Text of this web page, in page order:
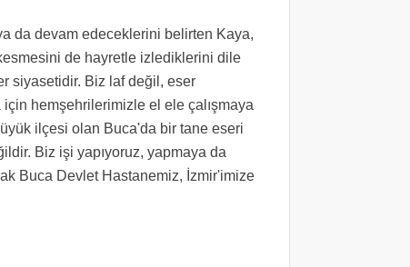
da devam edeceklerini belirten Kaya,
de hayretle izlediklerini dile
siyasetidir. Biz laf değil, eser
için hemşehrilerimizle el ele çalışmaya
ilçesi olan Buca'da bir tane eseri
Biz işi yapıyoruz, yapmaya da
Buca Devlet Hastanemiz, İzmir'imize